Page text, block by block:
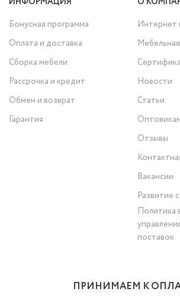
Бонусная программа
Оплата и доставка
Сборка мебели
Рассрочка и кредит
Обмен и возврат
Гарантия
Интернет
Новости
Статьи
Отзывы
Вакансии
Развитие
Политика
поставок
ПРИНИМАЕМ К